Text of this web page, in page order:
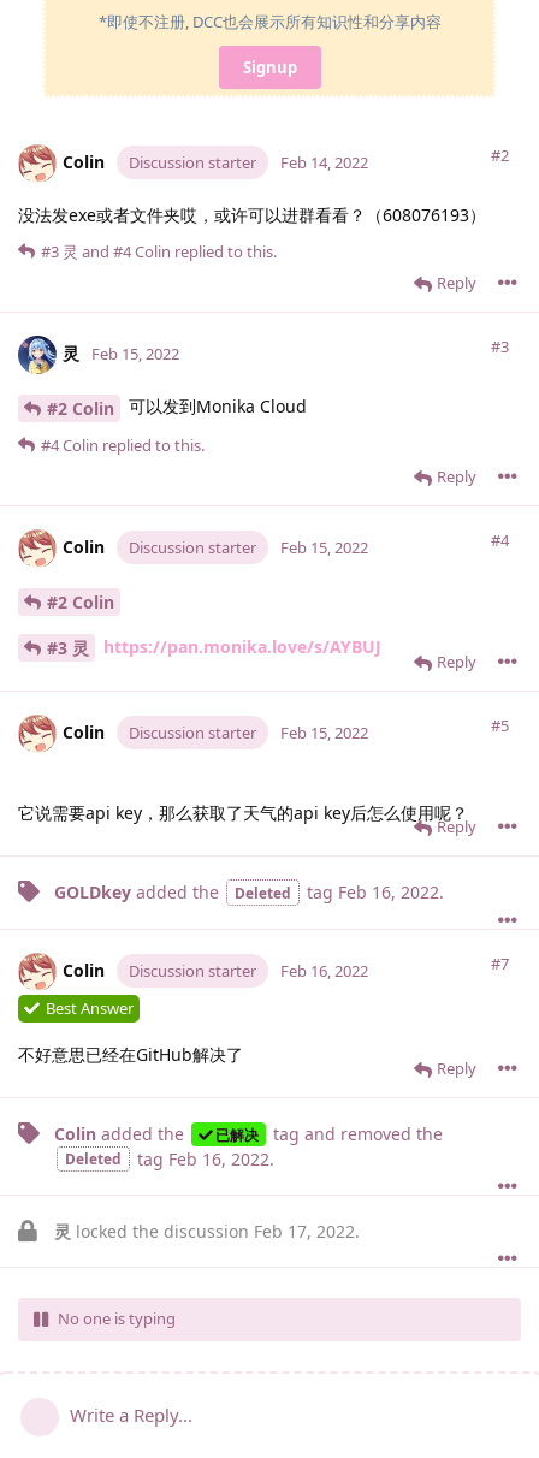
*即使不注册, DCC也会展示所有知识性和分享内容
Signup
Colin Discussion starter #2
Feb 14, 2022
没法发exe或者文件夹哎，或许可以进群看看？（608076193）
Reply
#3 灵 and #4Colin replied to this.
灵 #3
Feb 15, 2022
#2 Colin 可以发到Monika Cloud
Reply
#4Colin replied to this.
Colin Discussion starter #4
Feb 15, 2022
#2 Colin
#3 灵 https://pan.monika.love/s/AYBUJ
Reply
Colin Discussion starter #5
Feb 15, 2022
它说需要api key，那么获取了天气的api key后怎么使用呢？
Reply
GOLDkey added the Deleted tag Feb 16, 2022.
Colin Discussion starter #7
Feb 16, 2022
Best Answer
不好意思已经在GitHub解决了
Reply
Colin added the 已解决 tag and removed the
Deleted tag Feb 16, 2022.
灵 locked the discussion Feb 17, 2022.
No one is typing
Write a Reply...